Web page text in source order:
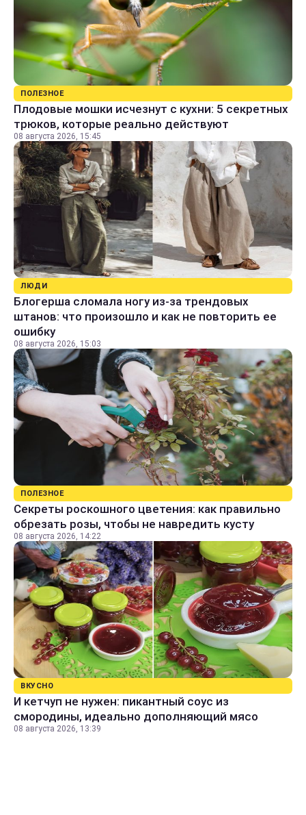
ПОЛЕЗНОЕ
Плодовые мошки исчезнут с кухни: 5 секретных
трюков, которые реально действуют
08 августа 2026, 15:45
ЛЮДИ
Блогерша сломала ногу из-за трендовых
штанов: что произошло и как не повторить ее
ошибку
08 августа 2026, 15:03
ПОЛЕЗНОЕ
Секреты роскошного цветения: как правильно
обрезать розы, чтобы не навредить кусту
08 августа 2026, 14:22
ВКУСНО
И кетчуп не нужен: пикантный соус из
смородины, идеально дополняющий мясо
08 августа 2026, 13:39